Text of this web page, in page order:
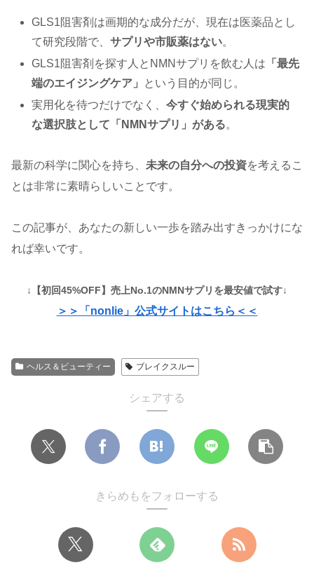
GLS1阻害剤は画期的な成分だが、現在は医薬品とし
て研究段階で、サプリや市販薬はない。
GLS1阻害剤を探す人とNMNサプリを飲む人は 「最先
端のエイジングケア」
という目的が同じ。
実用化を待つだけでなく、今すぐ始められる現実的
な選択肢として「NMNサプリ」がある。
最新の科学に関心を持ち、 未来の自分への投資を考えるこ
とは非常に素晴らしいことです。
この記事が、あなたの新しい一歩を踏み出すきっかけにな
れば幸いです。
↓【初回45%OFF】売上No.1のNMNサプリを最安値で試す↓
＞＞「nonlie」公式サイトはこちら＜＜
ヘルス＆ビューティー ブレイクスルー
シェアする
きらめもをフォローする